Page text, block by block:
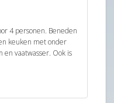
4 personen. Beneden
keuken met onder
vaatwasser. Ook is